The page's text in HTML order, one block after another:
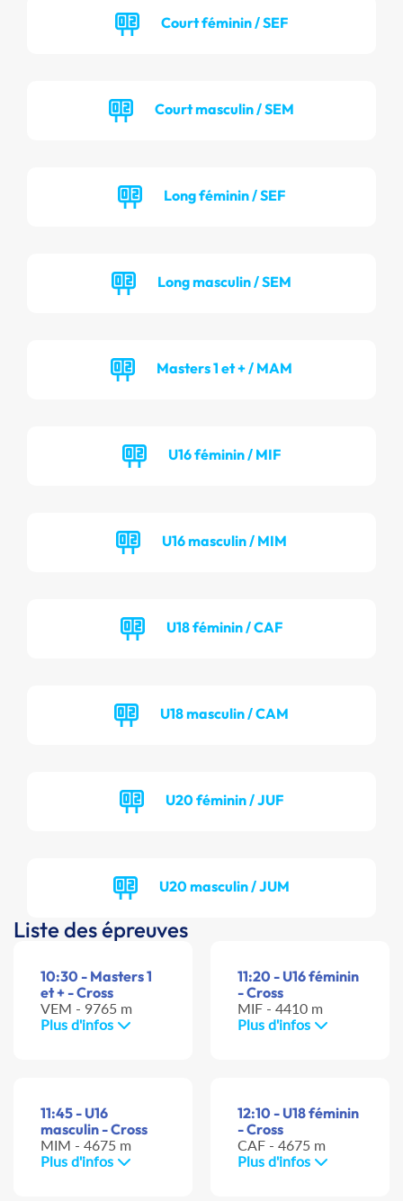
Court féminin / SEF
Court masculin / SEM
Long féminin / SEF
Long masculin / SEM
Masters 1 et + / MAM
U16 féminin / MIF
U16 masculin / MIM
U18 féminin / CAF
U18 masculin / CAM
U20 féminin / JUF
U20 masculin / JUM
Liste des épreuves
10:30 - Masters 1
et + - Cross
VEM - 9765 m
Plus d'infos
11:20 - U16 féminin
- Cross
MIF - 4410 m
Plus d'infos
11:45 - U16
masculin - Cross
MIM - 4675 m
Plus d'infos
12:10 - U18 féminin
- Cross
CAF - 4675 m
Plus d'infos